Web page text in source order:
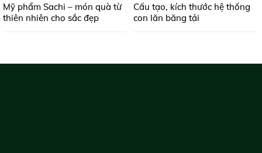
Mỹ phẩm Sachi – món quà từ
thiên nhiên cho sắc đẹp
Cấu tạo, kích thước hệ thống
con lăn băng tải